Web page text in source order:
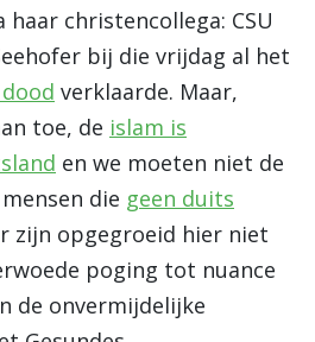
christencollega: CSU
bij die vrijdag al het
verklaarde. Maar,
toe, de islam is
en we moeten niet de
die geen duits
zijn opgegroeid hier niet
poging tot nuance
de onvermijdelijke